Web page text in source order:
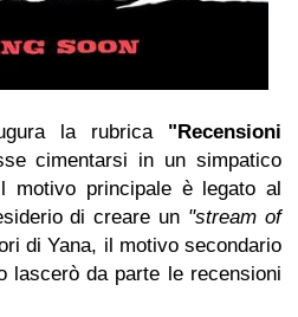
la rubrica "Recensioni
cimentarsi in un simpatico
motivo principale è legato al
di creare un "stream of
di Yana, il motivo secondario
lascerò da parte le recensioni